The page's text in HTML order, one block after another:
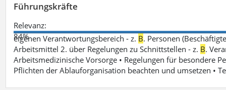
Führungskräfte
Relevanz:
84%
eigenen Verantwortungsbereich - z. B. Personen
Arbeitsmittel 2. über Regelungen zu Schnittstellen - z. B.
Arbeitsmedizinische Vorsorge • Regelungen für besondere
Pflichten der Ablauforganisation beachten und umsetzen •